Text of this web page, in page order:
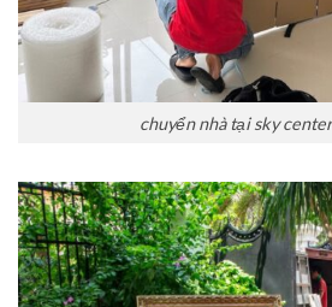
chuyển nhà tại sky